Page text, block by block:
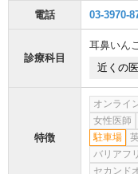
電話 03-3970-
診療科目
耳鼻いん
近くの
特徴
オンライ
女性医師
駐車場
バリアフ
セカンド